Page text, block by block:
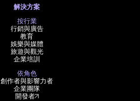
解決方案
按行業
行銷與廣告
教育
娛樂與媒體
旅遊與觀光
企業培訓
依角色
創作者與影響力者
企業團隊
開發者